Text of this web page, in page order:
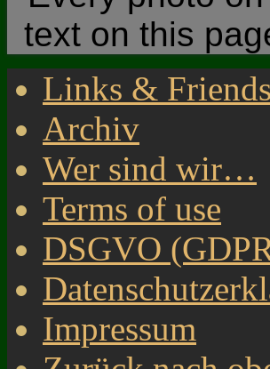
text on this
Links & Friends
Archiv
Wer sind wir…
Terms of use
DSGVO
Impressum